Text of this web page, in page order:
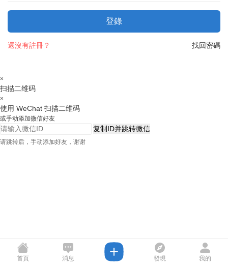
登錄
找回密碼
還沒有註冊？
×
扫描二维码
×
使用 WeChat 扫描二维码
或手动添加微信好友
复制ID并跳转微信
请跳转后，手动添加好友，谢谢
首頁 消息 發現 我的